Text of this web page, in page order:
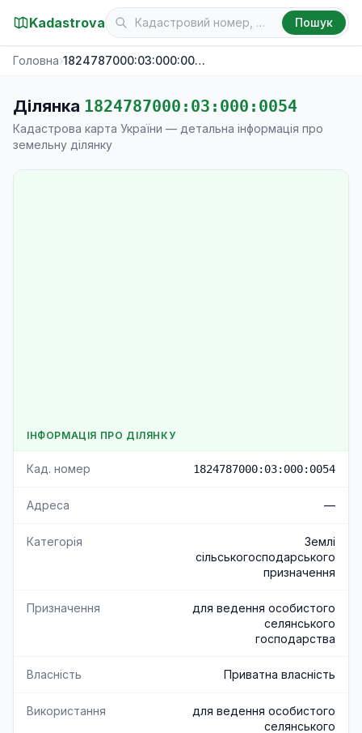
Kadastrova Пошук
Головна› 1824787000:03:000:0054
Ділянка 1824787000:03:000:0054
Кадастрова карта України — детальна інформація про
земельну ділянку
ІНФОРМАЦІЯ ПРО ДІЛЯНКУ
Кад. номер 1824787000:03:000:0054
Адреса —
Категорія
Землі
сільськогосподарського
призначення
Призначення
для ведення особистого
селянського
господарства
Власність Приватна власність
Використання
для ведення особистого
селянського